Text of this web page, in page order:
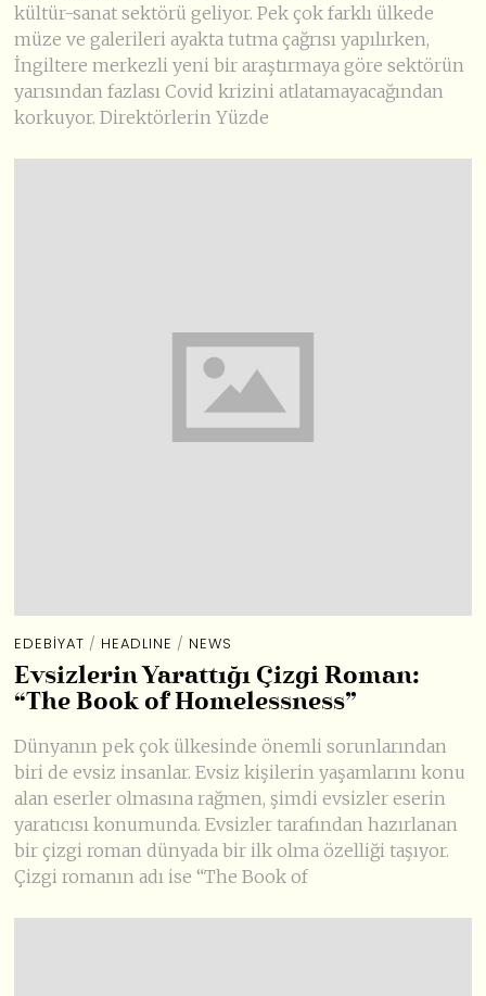
kültür-sanat sektörü geliyor. Pek çok farklı ülkede
müze ve galerileri ayakta tutma çağrısı yapılırken,
İngiltere merkezli yeni bir araştırmaya göre sektörün
yarısından fazlası Covid krizini atlatamayacağından
korkuyor. Direktörlerin Yüzde
EDEBIYAT / HEADLINE / NEWS
Evsizlerin Yarattığı Çizgi Roman:
“The Book of Homelessness”
Dünyanın pek çok ülkesinde önemli sorunlarından
biri de evsiz insanlar. Evsiz kişilerin yaşamlarını konu
alan eserler olmasına rağmen, şimdi evsizler eserin
yaratıcısı konumunda. Evsizler tarafından hazırlanan
bir çizgi roman dünyada bir ilk olma özelliği taşıyor.
Çizgi romanın adı ise “The Book of